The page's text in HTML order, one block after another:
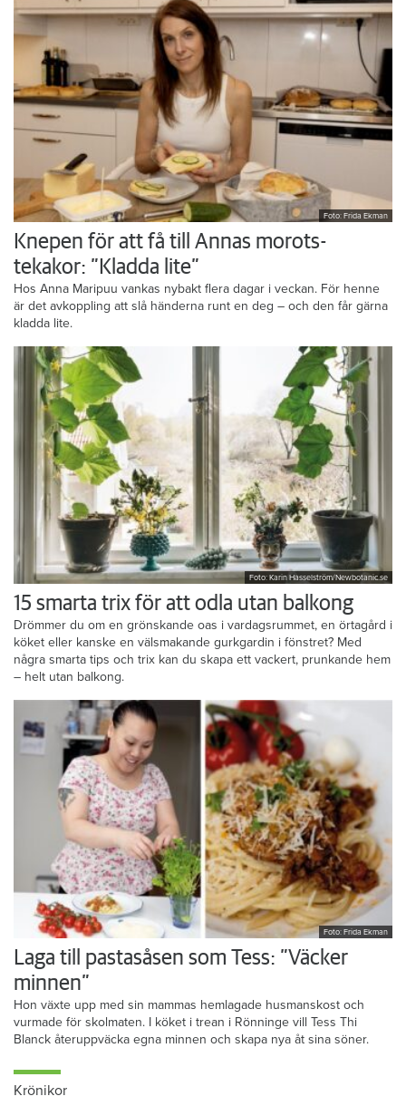
Foto: Frida Ekman
Knepen för att få till Annas morots-
tekakor: ”Kladda lite”
Hos Anna Maripuu vankas nybakt flera dagar i veckan. För henne
är det avkoppling att slå händerna runt en deg – och den får gärna
kladda lite.
Foto: Karin Hasselström/Newbotanic.se
15 smarta trix för att odla utan balkong
Drömmer du om en grönskande oas i vardagsrummet, en örtagård i
köket eller kanske en välsmakande gurkgardin i fönstret? Med
några smarta tips och trix kan du skapa ett vackert, prunkande hem
– helt utan balkong.
Foto: Frida Ekman
Laga till pastasåsen som Tess: ”Väcker
minnen”
Hon växte upp med sin mammas hemlagade husmanskost och
vurmade för skolmaten. I köket i trean i Rönninge vill Tess Thi
Blanck återuppväcka egna minnen och skapa nya åt sina söner.
Krönikor